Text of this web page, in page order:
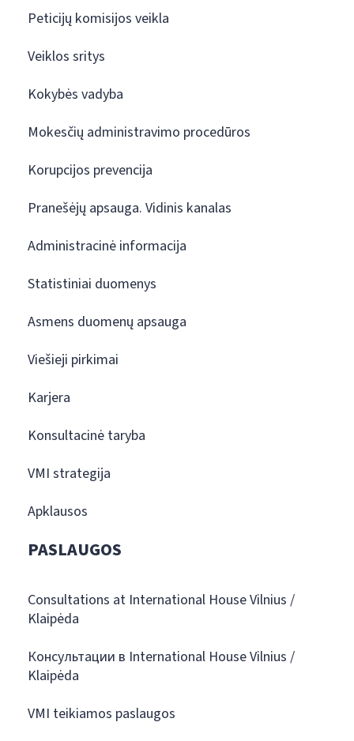
Peticijų komisijos veikla
Veiklos sritys
Kokybės vadyba
Mokesčių administravimo procedūros
Korupcijos prevencija
Pranešėjų apsauga. Vidinis kanalas
Administracinė informacija
Statistiniai duomenys
Asmens duomenų apsauga
Viešieji pirkimai
Karjera
Konsultacinė taryba
VMI strategija
Apklausos
PASLAUGOS
Consultations at International House Vilnius /
Klaipėda
Консультации в International House Vilnius /
Klaipėda
VMI teikiamos paslaugos